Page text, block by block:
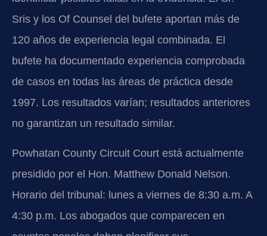
Sris y los Of Counsel del bufete aportan más de
120 años de experiencia legal combinada. El
bufete ha documentado experiencia comprobada
de casos en todas las áreas de práctica desde
1997. Los resultados varían; resultados anteriores
no garantizan un resultado similar.
Powhatan County Circuit Court está actualmente
presidido por el Hon. Matthew Donald Nelson.
Horario del tribunal: lunes a viernes de 8:30 a.m. A
4:30 p.m. Los abogados que comparecen en